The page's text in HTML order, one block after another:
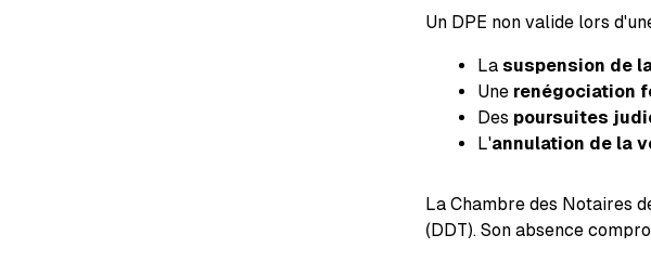
Un DPE non valide lors
La suspension de
Une renégociation
Des poursuites
L'annulation de la
La Chambre des Notaires
(DDT). Son absence